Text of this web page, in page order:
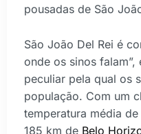
pousadas de São
São João Del Rei é
onde os sinos
peculiar pela qual os
população. Com um
temperatura média
185 km de Belo